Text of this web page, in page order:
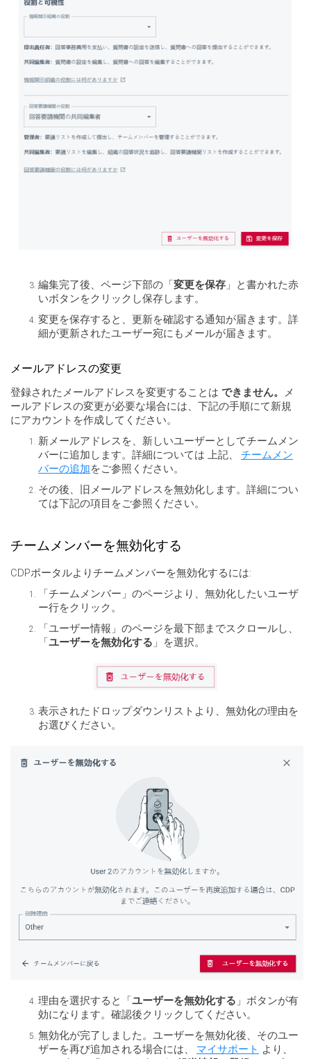
編集完了後、ページ下部の「変更を保存 」と書かれた赤
いボタンをクリックし保存します。
変更を保存すると、更新を確認する通知が届きます。詳
細が更新されたユーザー宛にもメールが届きます。
メールアドレスの変更
登録されたメールアドレスを変更することは できません。
メ
ールアドレスの変更が必要な場合には、下記の手順にて新規
にアカウントを作成してください。
新メールアドレスを、新しいユーザーとしてチームメン
バーに追加します。詳細については 上記、
チームメン
バーの追加をご参照ください。
その後、旧メールアドレスを無効化します。詳細につい
ては下記の項目をご参照ください。
チームメンバーを無効化する
CDPポータルよりチームメンバーを無効化するには:
「チームメンバー」のページより、無効化したいユーザ
ー行をクリック。
「ユーザー情報」のページを最下部までスクロールし、
「ユーザーを無効化する 」を選択。
表示されたドロップダウンリストより、無効化の理由を
お選びください。
理由を選択すると「ユーザーを無効化する 」ボタンが有
効になります。確認後クリックしてください。
無効化が完了しました。ユーザーを無効化後、そのユー
ザーを再び追加される場合には、
マイサポート より、